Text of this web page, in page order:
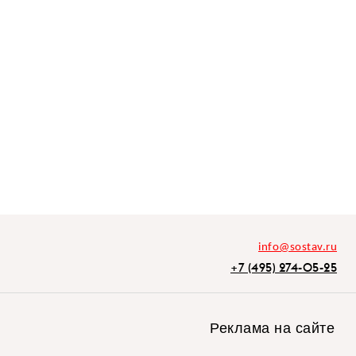
info@sostav.ru
+7 (495) 274-05-25
Реклама на сайте